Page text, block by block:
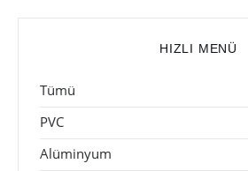
HIZLI MENÜ
Tümü
PVC
Alüminyum